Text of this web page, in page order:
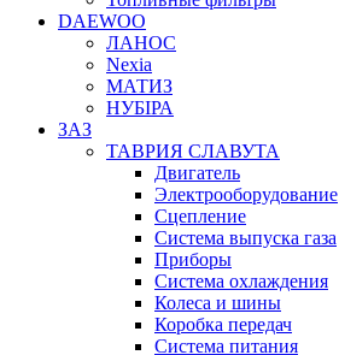
DAEWOO
ЛАНОС
Nexia
МАТИЗ
НУБІРА
ЗАЗ
ТАВРИЯ СЛАВУТА
Двигатель
Электрооборудование
Сцепление
Система выпуска газа
Приборы
Система охлаждения
Колеса и шины
Коробка передач
Система питания